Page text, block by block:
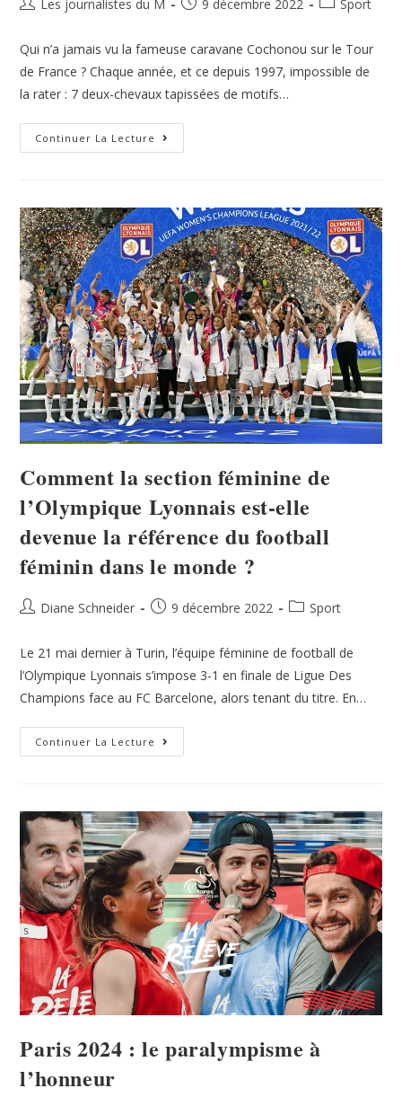
Les journalistes du M 9 décembre 2022 Sport
Qui n’a jamais vu la fameuse caravane Cochonou sur le Tour
de France ? Chaque année, et ce depuis 1997, impossible de
la rater : 7 deux-chevaux tapissées de motifs…
Continuer La Lecture
Comment la section féminine de
l’Olympique Lyonnais est-elle
devenue la référence du football
féminin dans le monde ?
Diane Schneider 9 décembre 2022 Sport
Le 21 mai dernier à Turin, l’équipe féminine de football de
l’Olympique Lyonnais s’impose 3-1 en finale de Ligue Des
Champions face au FC Barcelone, alors tenant du titre. En…
Continuer La Lecture
Paris 2024 : le paralympisme à
l’honneur